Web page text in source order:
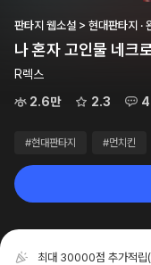
판타지 웹소설 > 현대판타지 ·
나 혼자 고인물 네크
R렉스
2.6만
2.3 4
#현대판타지 #먼치킨
최대 30000점 추가적립